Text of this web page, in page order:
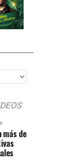
más de